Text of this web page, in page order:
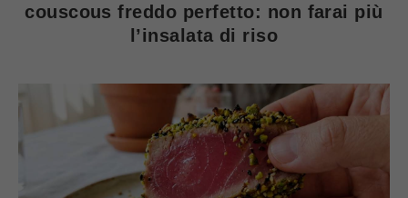
couscous freddo perfetto: non farai più
l’insalata di riso